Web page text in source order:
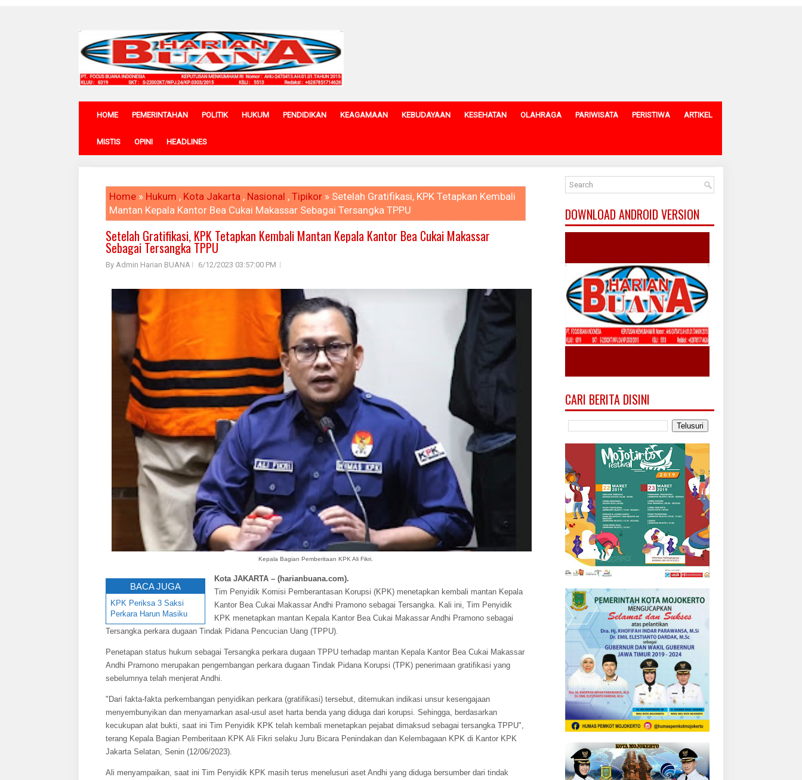
HOME PEMERINTAHAN POLITIK HUKUM PENDIDIKAN KEAGAMAAN KEBUDAYAAN KESEHATAN OLAHRAGA PARIWISATA PERISTIWA ARTIKEL
MISTIS OPINI HEADLINES
Home » Hukum , Kota Jakarta , Nasional , Tipikor » Setelah Gratifikasi, KPK Tetapkan Kembali
Mantan Kepala Kantor Bea Cukai Makassar Sebagai Tersangka TPPU
Setelah Gratifikasi, KPK Tetapkan Kembali Mantan Kepala Kantor Bea Cukai Makassar
Sebagai Tersangka TPPU
By Admin Harian BUANA 6/12/2023 03:57:00 PM
Kepala Bagian Pemberitaan KPK Ali Fikri.
BACA JUGA
KPK Periksa 3 Saksi
Perkara Harun Masiku
Kota JAKARTA – (harianbuana.com).
Tim Penyidik Komisi Pemberantasan Korupsi (KPK) menetapkan kembali mantan Kepala
Kantor Bea Cukai Makassar Andhi Pramono sebagai Tersangka. Kali ini, Tim Penyidik
KPK menetapkan mantan Kepala Kantor Bea Cukai Makassar Andhi Pramono sebagai
Tersangka perkara dugaan Tindak Pidana Pencucian Uang (TPPU).
Penetapan status hukum sebagai Tersangka perkara dugaan TPPU terhadap mantan Kepala Kantor Bea Cukai Makassar
Andhi Pramono merupakan pengembangan perkara dugaan Tindak Pidana Korupsi (TPK) penerimaan gratifikasi yang
sebelumnya telah menjerat Andhi.
"Dari fakta-fakta perkembangan penyidikan perkara (gratifikasi) tersebut, ditemukan indikasi unsur kesengajaan
menyembunyikan dan menyamarkan asal-usul aset harta benda yang diduga dari korupsi. Sehingga, berdasarkan
kecukupan alat bukti, saat ini Tim Penyidik KPK telah kembali menetapkan pejabat dimaksud sebagai tersangka TPPU",
terang Kepala Bagian Pemberitaan KPK Ali Fikri selaku Juru Bicara Penindakan dan Kelembagaan KPK di Kantor KPK
Jakarta Selatan, Senin (12/06/2023).
Ali menyampaikan, saat ini Tim Penyidik KPK masih terus menelusuri aset Andhi yang diduga bersumber dari tindak
DOWNLOAD ANDROID VERSION
CARI BERITA DISINI